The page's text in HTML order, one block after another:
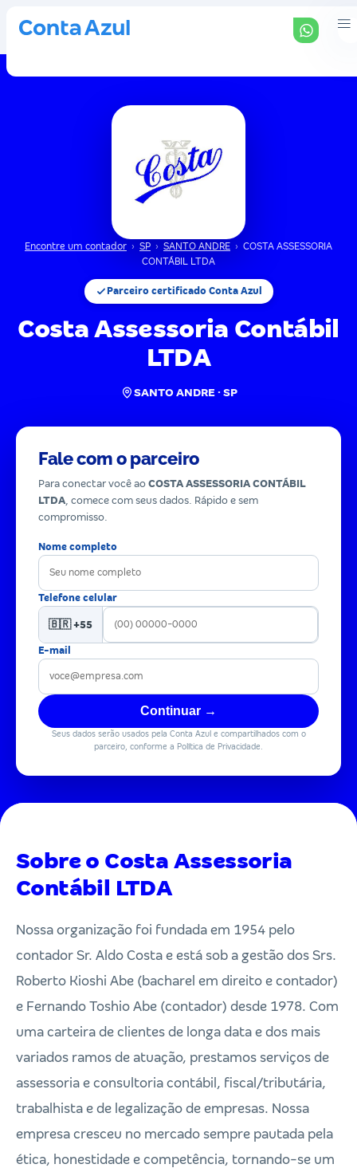
Encontre um contador › SP › SANTO ANDRE › COSTA ASSESSORIA
CONTÁBIL LTDA
Parceiro certificado Conta Azul
Costa Assessoria Contábil
LTDA
SANTO ANDRE · SP
Fale com o parceiro
Para conectar você ao COSTA ASSESSORIA CONTÁBIL
LTDA, comece com seus dados. Rápido e sem
compromisso.
Nome completo
Telefone celular
🇧🇷 +55
E-mail
Continuar →
Seus dados serão usados pela Conta Azul e compartilhados com o
parceiro, conforme a Política de Privacidade.
Sobre o Costa Assessoria
Contábil LTDA
Nossa organização foi fundada em 1954 pelo
contador Sr. Aldo Costa e está sob a gestão dos Srs.
Roberto Kioshi Abe (bacharel em direito e contador)
e Fernando Toshio Abe (contador) desde 1978. Com
uma carteira de clientes de longa data e dos mais
variados ramos de atuação, prestamos serviços de
assessoria e consultoria contábil, fiscal/tributária,
trabalhista e de legalização de empresas. Nossa
empresa cresceu no mercado sempre pautada pela
ética, honestidade e competência, tornando-se um